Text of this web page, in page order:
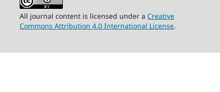
All journal content is licensed under a Creative
Commons Attribution 4.0 International License.